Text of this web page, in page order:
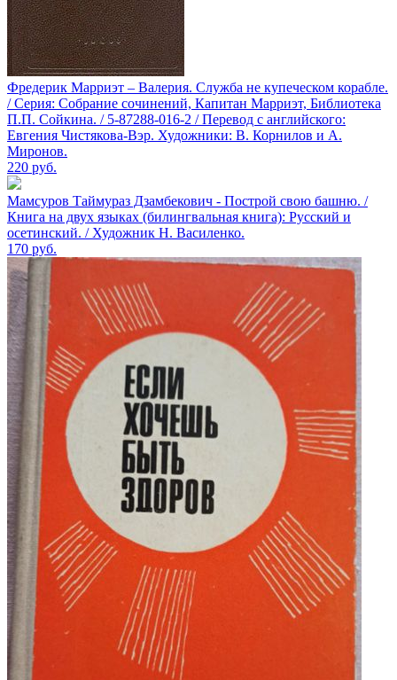
Фредерик Марриэт – Валерия. Служба не купеческом корабле.
/ Серия: Собрание сочинений, Капитан Марриэт, Библиотека
П.П. Сойкина. / 5-87288-016-2 / Перевод с английского:
Евгения Чистякова-Вэр. Художники: В. Корнилов и А.
Миронов.
220 руб.
Мамсуров Таймураз Дзамбекович - Построй свою башню. /
Книга на двух языках (билингвальная книга): Русский и
осетинский. / Художник Н. Василенко.
170 руб.